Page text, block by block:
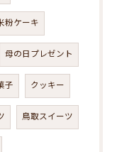
粉ケーキ
母の日プレゼント
子 クッキー
鳥取スイーツ